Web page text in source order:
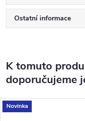
Ostatní informace
K tomuto
doporučujeme
Novinka